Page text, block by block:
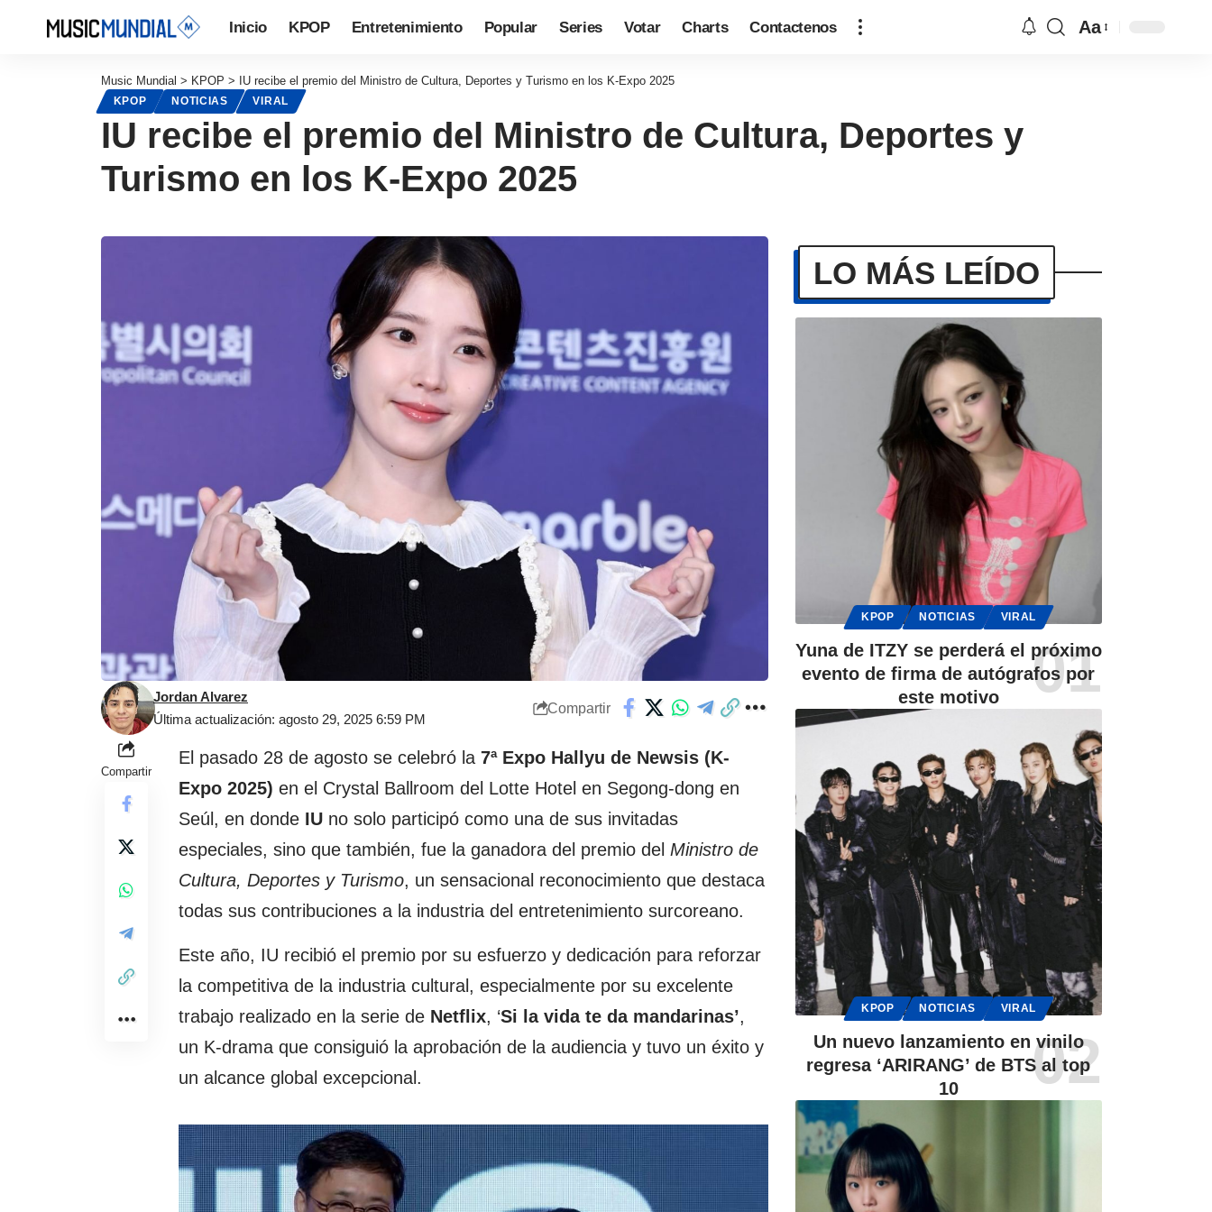
Inicio KPOP Entretenimiento Popular Series Votar Charts Contactenos Aa
Music Mundial > KPOP > IU recibe el premio del Ministro de Cultura, Deportes y Turismo en los K-Expo 2025
KPOP NOTICIAS VIRAL
IU recibe el premio del Ministro de Cultura, Deportes y
Turismo en los K-Expo 2025
Última actualización: agosto 29, 2025 6:59 PM
Jordan Alvarez
Compartir
Compartir
El pasado 28 de agosto se celebró la 7ª Expo Hallyu de Newsis (K-
Expo 2025) en el Crystal Ballroom del Lotte Hotel en Segong-dong en
Seúl, en donde IU no solo participó como una de sus invitadas
especiales, sino que también, fue la ganadora del premio del Ministro de
Cultura, Deportes y Turismo, un sensacional reconocimiento que destaca
todas sus contribuciones a la industria del entretenimiento surcoreano.
Este año, IU recibió el premio por su esfuerzo y dedicación para reforzar
la competitiva de la industria cultural, especialmente por su excelente
trabajo realizado en la serie de Netflix, ‘Si la vida te da mandarinas’,
un K-drama que consiguió la aprobación de la audiencia y tuvo un éxito y
un alcance global excepcional.
LO MÁS LEÍDO
KPOP NOTICIAS VIRAL
Yuna de ITZY se perderá el próximo
evento de firma de autógrafos por
este motivo
KPOP NOTICIAS VIRAL
Un nuevo lanzamiento en vinilo
regresa ‘ARIRANG’ de BTS al top
10